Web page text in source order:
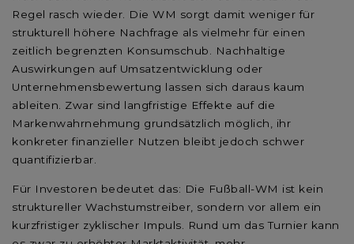
Regel rasch wieder. Die WM sorgt damit weniger für
strukturell höhere Nachfrage als vielmehr für einen
zeitlich begrenzten Konsumschub. Nachhaltige
Auswirkungen auf Umsatzentwicklung oder
Unternehmensbewertung lassen sich daraus kaum
ableiten. Zwar sind langfristige Effekte auf die
Markenwahrnehmung grundsätzlich möglich, ihr
konkreter finanzieller Nutzen bleibt jedoch schwer
quantifizierbar.
Für Investoren bedeutet das: Die Fußball-WM ist kein
struktureller Wachstumstreiber, sondern vor allem ein
kurzfristiger zyklischer Impuls. Rund um das Turnier kann